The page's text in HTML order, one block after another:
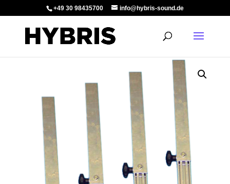
+49 30 98435700 info@hybris-sound.de